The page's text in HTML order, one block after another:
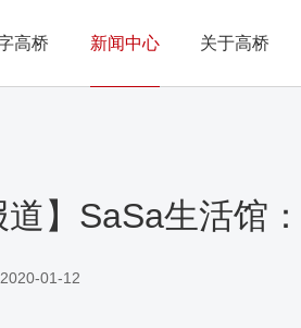
高桥 新闻中心 关于高桥
】SaSa生活馆
2020-01-12